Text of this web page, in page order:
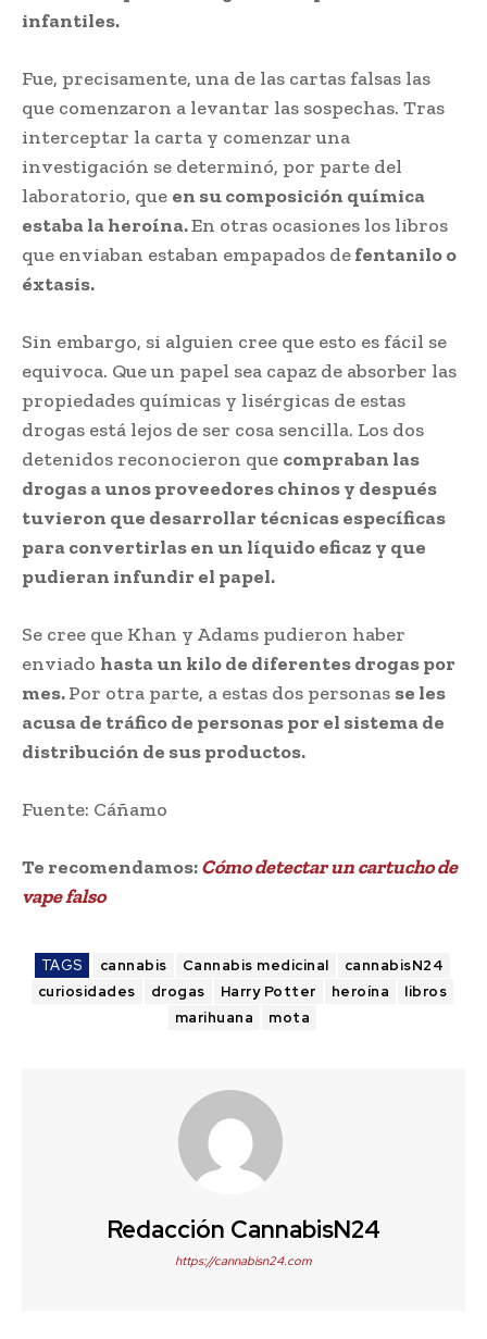
infantiles.
Fue, precisamente, una de las cartas falsas las
que comenzaron a levantar las sospechas. Tras
interceptar la carta y comenzar una
investigación se determinó, por parte del
laboratorio, que en su composición química
estaba la heroína.En otras ocasiones los libros
que enviaban estaban empapados defentanilo o
éxtasis.
Sin embargo, si alguien cree que esto es fácil se
equivoca. Que un papel sea capaz de absorber las
propiedades químicas y lisérgicas de estas
drogas está lejos de ser cosa sencilla. Los dos
detenidos reconocieron que compraban las
drogas a unos proveedores chinos y después
tuvieron que desarrollar técnicas específicas
para convertirlas en un líquido eficaz y que
pudieran infundir el papel.
Se cree que Khan y Adams pudieron haber
enviado hasta un kilo de diferentes drogas por
mes.Por otra parte, a estas dos personas se les
acusa de tráfico de personas por el sistema de
distribución de sus productos.
Fuente: Cáñamo
Te recomendamos:Cómo detectar un cartucho de
vape falso
TAGS cannabis Cannabis medicinal
cannabisN24
curiosidades
drogas Harry Potter heroína
libros
marihuana
mota
Redacción CannabisN24
https://cannabisn24.com